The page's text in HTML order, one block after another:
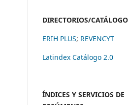
DIRECTORIOS/
ERIH PLUS; REVENCYT
Latindex Catálogo 2.0
ÍNDICES Y SERVICIOS DE